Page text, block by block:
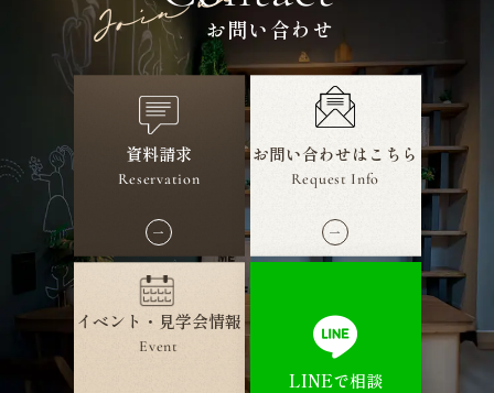
お問い合わせ
資料請求
Reservation
お問い合わせはこちら
Request Info
イベント・見学会情報
Event
LINEで相談